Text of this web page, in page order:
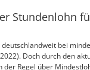
Stundenlohn
bei
Doch durch den
der Regel über